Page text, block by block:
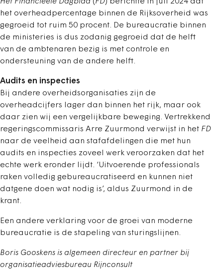
het overheadpercentage binnen de Rijksoverheid was
gegroeid tot ruim 50 procent. De bureaucratie binnen
de ministeries is dus zodanig gegroeid dat de helft
van de ambtenaren bezig is met controle en
ondersteuning van de andere helft.
Audits en inspecties
Bij andere overheidsorganisaties zijn de
overheadcijfers lager dan binnen het rijk, maar ook
daar zien wij een vergelijkbare beweging. Vertrekkend
regeringscommissaris Arre Zuurmond verwijst in het FD
naar de veelheid aan stafafdelingen die met hun
audits en inspecties zoveel werk veroorzaken dat het
echte werk eronder lijdt. ‘Uitvoerende professionals
raken volledig gebureaucratiseerd en kunnen niet
datgene doen wat nodig is’, aldus Zuurmond in de
krant.
Een andere verklaring voor de groei van moderne
bureaucratie is de stapeling van sturingslijnen.
Boris Gooskens is algemeen directeur en partner bij
organisatieadviesbureau Rijnconsult